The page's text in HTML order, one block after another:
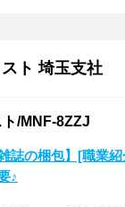
ト 埼玉支社
/MNF-8ZZJ
雑誌の梱包】[職業
♪